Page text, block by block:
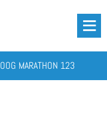
MARATHON 123